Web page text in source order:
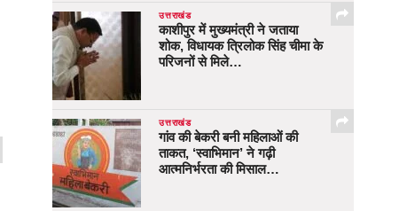
उत्तराखंड
काशीपुर में मुख्यमंत्री ने जताया
शोक, विधायक त्रिलोक सिंह चीमा के
परिजनों से मिले…
उत्तराखंड
गांव की बेकरी बनी महिलाओं की
ताकत, ‘स्वाभिमान’ ने गढ़ी
आत्मनिर्भरता की मिसाल…